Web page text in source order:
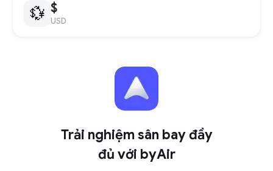
💱 $
USD
Trải nghiệm sân bay đầy
đủ với byAir